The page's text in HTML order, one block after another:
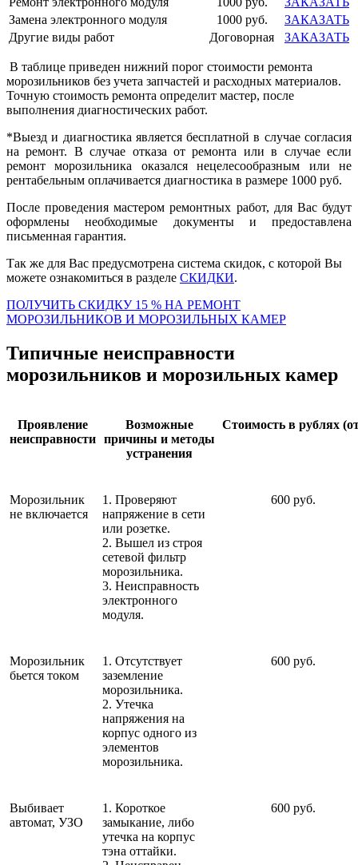
Замена электронного модуля
1000 руб.
ЗАКАЗАТЬ
Другие виды работ
Договорная ЗАКАЗАТЬ
В таблице приведен нижний порог стоимости ремонта
морозильников без учета запчастей и расходных материалов.
Точную стоимость ремонта определит мастер, после
выполнения диагностических работ.
*Выезд и диагностика является бесплатной в случае согласия
на ремонт. В случае отказа от ремонта или в случае если
ремонт морозильника оказался нецелесообразным или не
рентабельным оплачивается диагностика в размере 1000 руб.
После проведения мастером ремонтных работ, для Вас будут
оформлены необходимые документы и предоставлена
письменная гарантия.
Так же для Вас предусмотрена система скидок, с которой Вы
можете ознакомиться в разделе СКИДКИ.
ПОЛУЧИТЬ СКИДКУ 15 % НА РЕМОНТ
МОРОЗИЛЬНИКОВ И МОРОЗИЛЬНЫХ КАМЕР
Типичные неисправности
морозильников и морозильных камер
Проявление
неисправности
Возможные
причины и методы
устранения
Стоимость в рублях
Морозильник
не включается
1. Проверяют
напряжение в сети
или розетке.
2. Вышел из строя
сетевой фильтр
морозильника.
3. Неисправность
электронного
модуля.
600 руб.
Морозильник
бьется током
1. Отсутствует
заземление
морозильника.
2. Утечка
напряжения на
корпус одного из
элементов
морозильника.
600 руб.
Выбивает
автомат, УЗО
1. Короткое
замыкание, либо
утечка на корпус
тэна оттайки.
600 руб.